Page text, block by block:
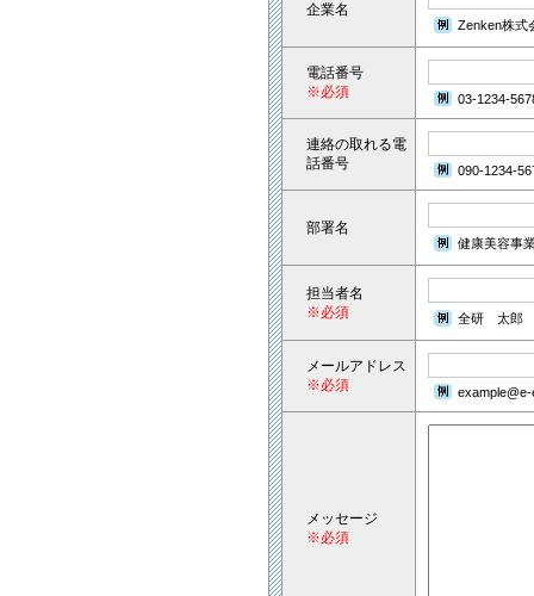
企業名
Zenken株式
電話番号
※必須
03-1234-
連絡の取れる電
話番号
090-1234-
部署名
健康美容事
担当者名
※必須
全研 太郎
メールアドレス
※必須
メッセージ
※必須